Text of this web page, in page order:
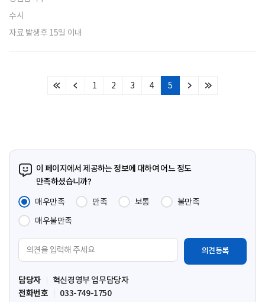
수시
자료 발생후 15일 이내
처
이
1 2 3 4 5
다
마
이 페이지에서 제공하는 정보에 대하여 어느 정도
만족하셨습니까?
매우만족
만족 보통
불만족
매우불만족
견
입
력
담당자
혁신경영부 업무담당자
전화번호
033-749-1750